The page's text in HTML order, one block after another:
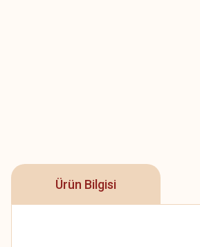
Ürün Bilgisi